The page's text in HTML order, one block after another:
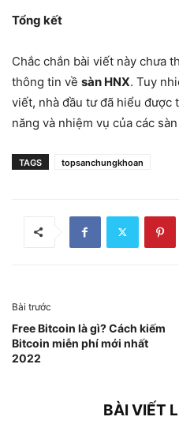
Tổng kết
Chắc chắn bài viết này chưa
thông tin về sàn HNX. Tuy
viết, nhà đầu tư đã hiểu được
năng và nhiệm vụ của các
TAGS topsanchungkhoan
Bài trước
Free Bitcoin là gì? Cách kiếm
Bitcoin miễn phí mới nhất
2022
BÀI VIẾT